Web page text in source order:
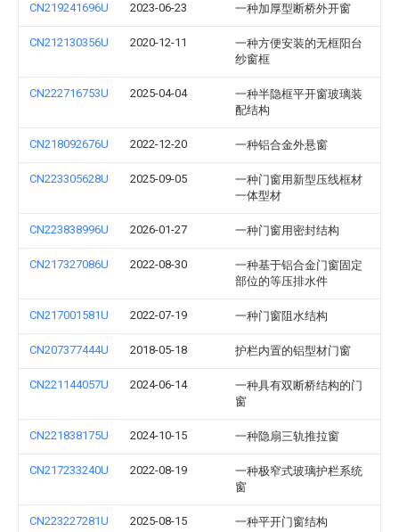
CN219241696U 2023-06-23 一种加厚型断桥外开窗
CN212130356U 2020-12-11
一种方便安装的无框阳台
纱窗框
CN222716753U 2025-04-04
一种半隐框平开窗玻璃装
配结构
CN218092676U 2022-12-20 一种铝合金外悬窗
CN223305628U 2025-09-05
一种门窗用新型压线框材
一体型材
CN223838996U 2026-01-27 一种门窗用密封结构
CN217327086U 2022-08-30
一种基于铝合金门窗固定
部位的等压排水件
CN217001581U 2022-07-19 一种门窗阻水结构
CN207377444U 2018-05-18 护栏内置的铝型材门窗
CN221144057U 2024-06-14
一种具有双断桥结构的门
窗
CN221838175U 2024-10-15 一种隐扇三轨推拉窗
CN217233240U 2022-08-19
一种极窄式玻璃护栏系统
窗
CN223227281U 2025-08-15 一种平开门窗结构